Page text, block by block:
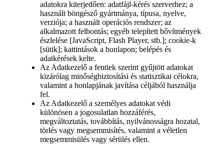
adatokra kiterjedően: adatfájl-kérés szerverhez; a
használt böngésző gyártmánya, típusa, nyelve,
verziója; a használt operációs rendszer; az
alkalmazott felbontás; egyéb telepített bővítmények
észlelése [JavaScript, Flash Player, stb.]; cookie-k
[sütik]; kattintások a honlapon; belépés és
adatkérések kelte.
Az Adatkezelő a fentiek szerint gyűjtött adatokat
kizárólag minőségbiztosítási és statisztikai célokra,
valamint a honlapjának javítása céljából használja
fel.
Az Adatkezelő a személyes adatokat védi
különösen a jogosulatlan hozzáférés,
megváltoztatás, továbbítás, nyilvánosságra hozatal,
törlés vagy megsemmisítés, valamint a véletlen
megsemmisülés vagy sérülés ellen.